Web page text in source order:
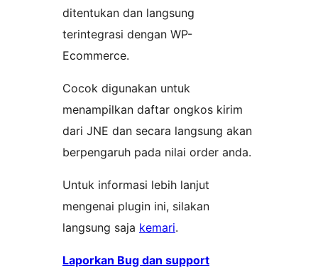
ditentukan dan langsung
terintegrasi dengan WP-
Ecommerce.
Cocok digunakan untuk
menampilkan daftar ongkos kirim
dari JNE dan secara langsung akan
berpengaruh pada nilai order anda.
Untuk informasi lebih lanjut
mengenai plugin ini, silakan
langsung saja kemari.
Laporkan Bug dan support